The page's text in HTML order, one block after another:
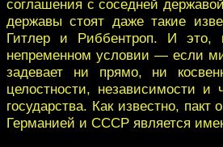
соглашения с соседней
державы стоят даже такие
Гитлер и Риббентроп. И это,
непременном условии — если
задевает ни прямо, ни
целостности, независимости и
государства. Как известно,
Германией и СССР является